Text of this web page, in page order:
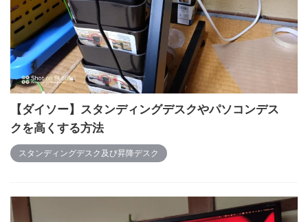
【ダイソー】スタンディングデスクやパソコンデス
クを高くする方法
スタンディングデスク及び昇降デスク